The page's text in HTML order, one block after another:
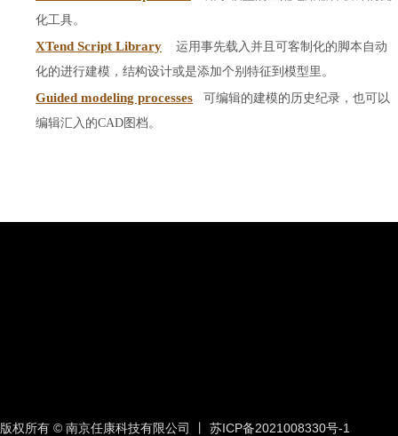
化工具。
XTend Script Library 运用事先载入并且可客制化的脚本自动
化的进行建模，结构设计或是添加个别特征到模型里。
Guided modeling processes 可编辑的建模的历史纪录，也可以
编辑汇入的CAD图档。
版权所有 © 南京任康科技有限公司 丨 苏ICP备2021008330号-1